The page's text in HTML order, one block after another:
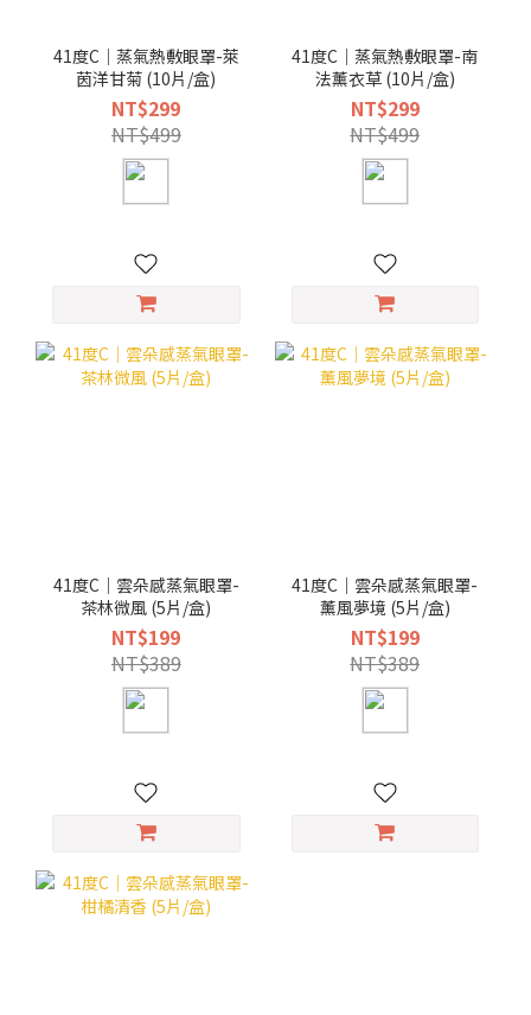
41度C｜蒸氣熱敷眼罩-萊
茵洋甘菊 (10片/盒)
NT$299
NT$499
41度C｜蒸氣熱敷眼罩-南
法薰衣草 (10片/盒)
NT$299
NT$499
41度C｜雲朵感蒸氣眼罩-
茶林微風 (5片/盒)
NT$199
NT$389
41度C｜雲朵感蒸氣眼罩-
薰風夢境 (5片/盒)
NT$199
NT$389